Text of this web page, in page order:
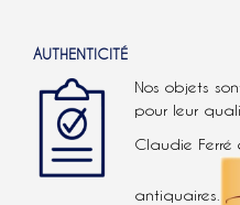
AUTHENTICITÉ
Nos objets
pour leur
Claudie Ferré
antiquaires.